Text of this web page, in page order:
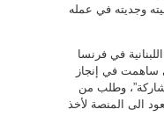
وجديته في عمله
في فرنسا
ساهمت في إنجاز
وطلب من
الى المنصة لأخذ